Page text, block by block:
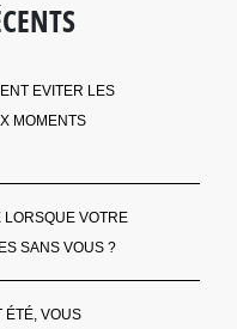
EVITER LES
MOMENTS
VOTRE
SANS VOUS ?
ÉTÉ, VOUS